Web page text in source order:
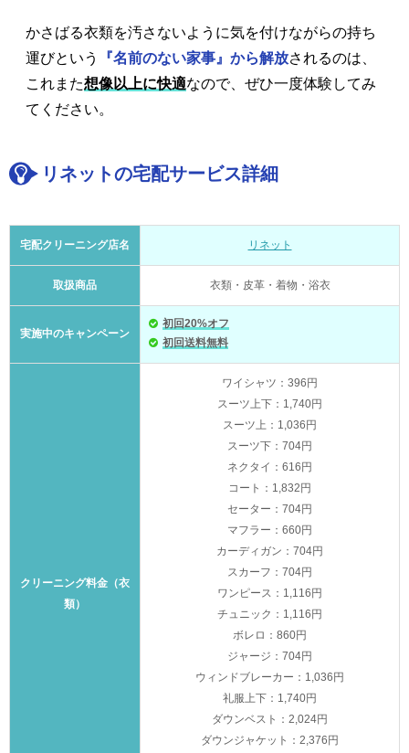
かさばる衣類を汚さないように気を付けながらの持ち
運びという
『名前のない家事』から解放されるのは、
これまた想像以上に快適なので、ぜひ一度体験してみ
てください。
リネットの宅配サービス詳細
宅配クリーニング店名 リネット
取扱商品 衣類・皮革・着物・浴衣
実施中のキャンペーン
初回20%オフ
初回送料無料
クリーニング料金（衣
類）
ワイシャツ：396円
スーツ上下：1,740円
スーツ上：1,036円
スーツ下：704円
ネクタイ：616円
コート：1,832円
セーター：704円
マフラー：660円
カーディガン：704円
スカーフ：704円
ワンピース：1,116円
チュニック：1,116円
ボレロ：860円
ジャージ：704円
ウィンドブレーカー：1,036円
礼服上下：1,740円
ダウンベスト：2,024円
ダウンジャケット：2,376円